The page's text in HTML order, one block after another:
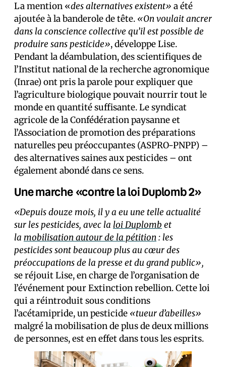
La mention «des alternatives existent» a été
ajoutée à la banderole de tête. «On voulait ancrer
dans la conscience collective qu’il est possible de
produire sans pesticide», développe Lise.
Pendant la déambulation, des scientifiques de
l’Institut national de la recherche agronomique
(Inrae) ont pris la parole pour expliquer que
l’agriculture biologique pouvait nourrir tout le
monde en quantité suffisante. Le syndicat
agricole de la Confédération paysanne et
l’Association de promotion des préparations
naturelles peu préoccupantes (ASPRO-PNPP) –
des alternatives saines aux pesticides – ont
également abondé dans ce sens.
Une marche «contre la loi Duplomb 2»
«Depuis douze mois, il y a eu une telle actualité
sur les pesticides, avec la loi Duplomb et
la mobilisation autour de la pétition: les
pesticides sont beaucoup plus au cœur des
préoccupations de la presse et du grand public»,
se réjouit Lise, en charge de l’organisation de
l’événement pour Extinction rebellion. Cette loi
qui a réintroduit sous conditions
l’acétamipride, un pesticide «tueur d’abeilles»
malgré la mobilisation de plus de deux millions
de personnes, est en effet dans tous les esprits.